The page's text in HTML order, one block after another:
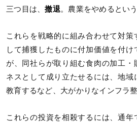
三つ目は、撤退。農業をやめるとい
これらを戦略的に組み合わせて対策
して捕獲したものに付加価値を付
が、同社らが取り組む食肉の加工・
ネスとして成り立たせるには、地域
教育するなど、大がかりなインフラ
これらの投資を相殺するには、通年